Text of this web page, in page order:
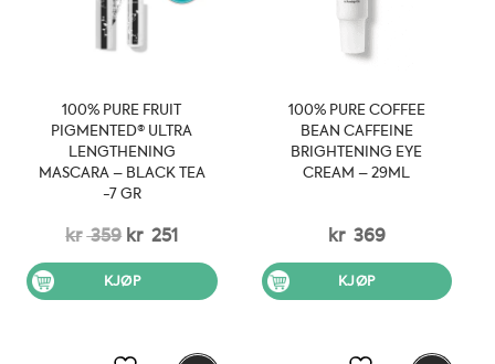
100% PURE FRUIT
PIGMENTED® ULTRA
LENGTHENING
MASCARA – BLACK TEA
-7 GR
kr359 Opprinnelig
pris
var:
kr 251Nåværende
pris
KJØP
100% PURE COFFEE
BEAN CAFFEINE
BRIGHTENING EYE
CREAM – 29ML
kr 369
KJØP